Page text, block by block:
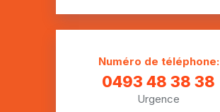
Installation plomberie Gages
Installation plomberie Ghoy
Installation plomberie Gibecq
Numéro de téléphone:
0493 48 38 38
Urgence